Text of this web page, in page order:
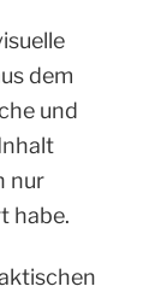
dem
und
nur
habe.